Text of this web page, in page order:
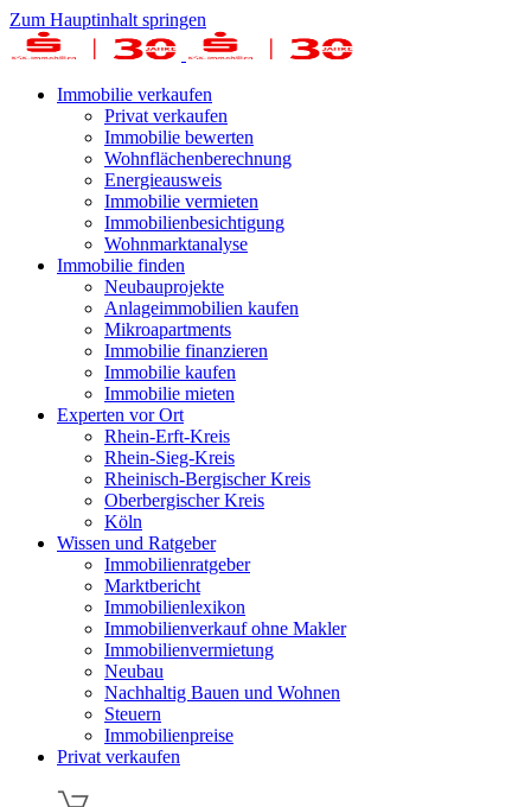
Zum Hauptinhalt springen
Immobilie verkaufen
Privat verkaufen
Immobilie bewerten
Wohnflächenberechnung
Energieausweis
Immobilie vermieten
Immobilienbesichtigung
Wohnmarktanalyse
Immobilie finden
Neubauprojekte
Anlageimmobilien kaufen
Mikroapartments
Immobilie finanzieren
Immobilie kaufen
Immobilie mieten
Experten vor Ort
Rhein-Erft-Kreis
Rhein-Sieg-Kreis
Rheinisch-Bergischer Kreis
Oberbergischer Kreis
Köln
Wissen und Ratgeber
Immobilienratgeber
Marktbericht
Immobilienlexikon
Immobilienverkauf ohne Makler
Immobilienvermietung
Neubau
Nachhaltig Bauen und Wohnen
Steuern
Immobilienpreise
Privat verkaufen